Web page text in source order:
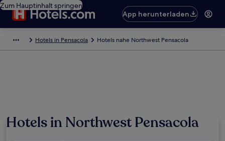
Zum Hauptinhalt springen
App herunterladen
Hotels in Pensacola Hotels nahe Northwest Pensacola
Hotels in Northwest Pensacola